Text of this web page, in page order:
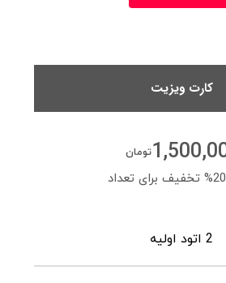
کارت ویزیت
تومان
2 اتود اولیه